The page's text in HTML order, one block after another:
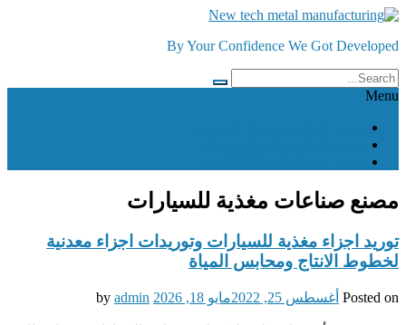
Skip
content
By Your Confidence We Got Developed
Menu
مصنع صناعات مغذية للسيارات
توريد اجزاء مغذية للسيارات وتوريدات اجزاء معدنية
لخطوط الانتاج ومحابس المياة
Posted on أغسطس 25, 2022 مايو 18, 2026 admin